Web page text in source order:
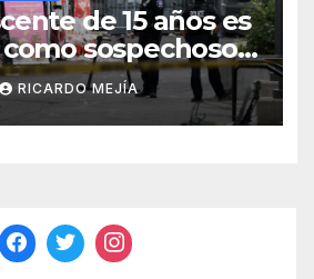
de 15 años es
sospechoso
feria
de Seattle
RICARDO MEJÍA